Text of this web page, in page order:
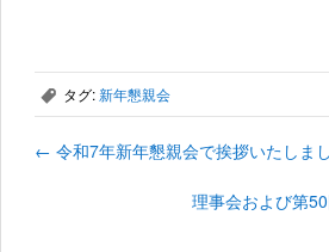
, タグ:新年懇親会
← 令和7年新年懇親会で挨拶いたしま
理事会および第